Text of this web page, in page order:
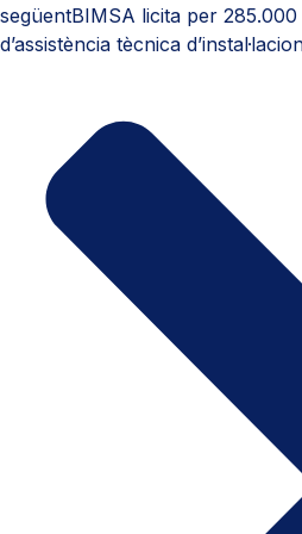
següentBIMSA licita per
d’assistència tècnica